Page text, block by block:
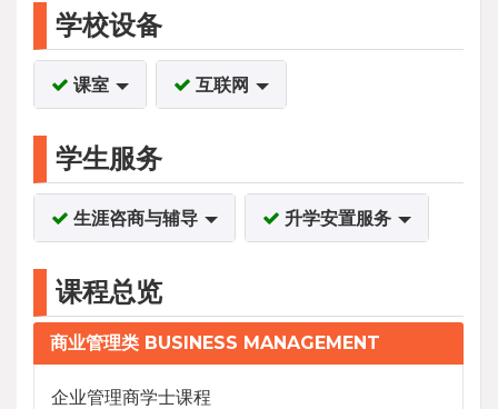
学校设备
课室 互联网
学生服务
生涯咨商与辅导 升学安置服务
课程总览
商业管理类 BUSINESS MANAGEMENT
企业管理商学士课程